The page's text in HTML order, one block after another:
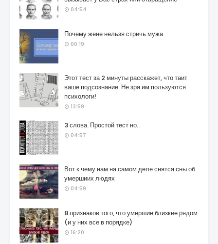
04:54
Почему жене нельзя стричь мужа
00:19
Этот тест за 2 минуты расскажет, что таит
ваше подсознание. Не зря им пользуются
психологи!
13:59
3 слова. Простой тест но..
04:57
Вот к чему нам на самом деле снятся сны об
умершиих людях
04:59
8 признаков того, что умершие близкие рядом
(и у них все в порядке)
16:20